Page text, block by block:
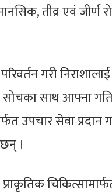
तीव्र एवं जीर्ण
गरी
सोचका साथ आफ्ना
उपचार सेवा
।
प्राकृतिक